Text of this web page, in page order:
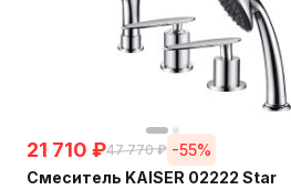
21 710 ₽47 770 ₽ -55%
Смеситель KAISER 02222 Star